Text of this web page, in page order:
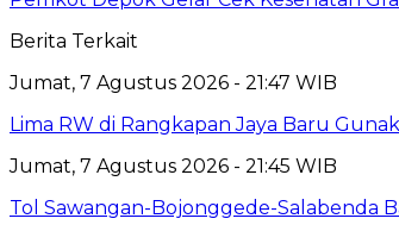
Berita Terkait
Jumat, 7 Agustus 2026 - 21:47 WIB
Lima RW di Rangkapan Jaya Baru
Jumat, 7 Agustus 2026 - 21:45 WIB
Tol Sawangan-Bojonggede-Salabenda